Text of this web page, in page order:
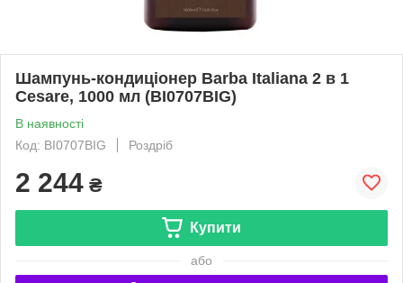
Шампунь-кондиціонер Barba Italiana 2 в 1
Cesare, 1000 мл (BI0707BIG)
В наявності
Код: BI0707BIG
Роздріб
2 244 ₴
Купити
або